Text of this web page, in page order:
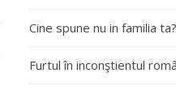
on Teama de pierdere, durerea
Cine spune nu in familia ta?
Furtul în inconştientul